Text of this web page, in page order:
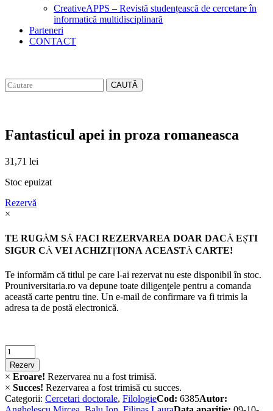
CreativeAPPS – Revistă studențească de cercetare în
informatică multidisciplinară
Parteneri
CONTACT
CAUTĂ
Fantasticul apei in proza romaneasca
31,71 lei
Stoc epuizat
Rezervă
×
TE RUGĂM SĂ FACI REZERVAREA DOAR DACĂ EŞTI
SIGUR CĂ VEI ACHIZIŢIONA ACEASTĂ CARTE!
Te informăm că titlul pe care l-ai rezervat nu este disponibil în stoc.
Prouniversitaria.ro va depune toate diligenţele pentru a comanda
această carte pentru tine. Un e-mail de confirmare va fi trimis la
adresa ta de postă electronică.
Criminalistica
quantity
Rezerv
× Eroare! Rezervarea nu a fost trimisă.
× Succes! Rezervarea a fost trimisă cu succes.
Categorii: Cercetari doctorale, FilologieCod: 6385Autor: